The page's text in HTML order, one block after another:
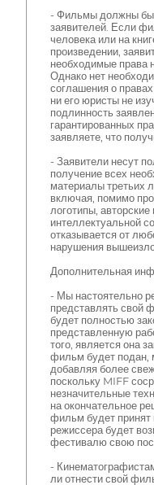
- Фильмы должны
заявителей. Если
человека или на
произведении,
необходимые права
Однако нет
соглашения о
ни его юристы не
подлинность
гарантированных
заявляете, что
- Заявители несут
получение всех
материалы третьих
включая, помимо
логотипы,
интеллектуальной
отказывается от
нарушения
Дополнительная
- Мы настоятельно
представлять свой
будет полностью
представленную
того, является она
фильм будет подан,
добавляя более
поскольку MIFF
незначительные
на окончательное
фильм будет принят
режиссера будет
фестивалю свою
-
ли отнести свой